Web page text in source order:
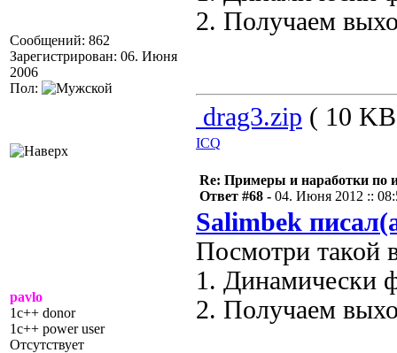
Сообщений: 862
Зарегистрирован: 06. Июня
2006
Пол:
2. Получаем
drag3.zip ( 10
ICQ
pavlo
1c++ donor
1c++ power user
Отсутствует
Re: Примеры и наработки по
Ответ #68 - 04. Июня 2012 ::
Salimbek
Посмотри такой
1. Динамически
2. Получаем